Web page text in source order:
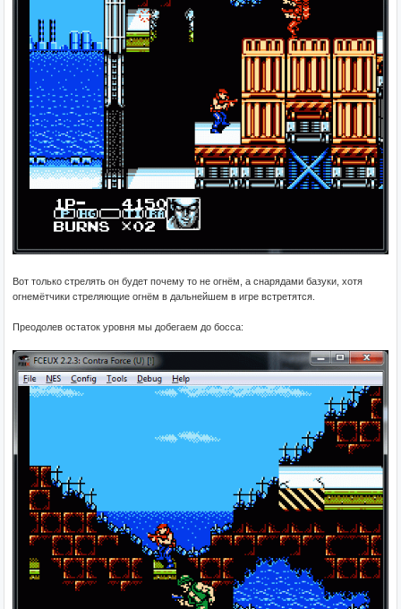
Вот только стрелять он будет почему то не огнём, а снарядами базуки, хотя
огнемётчики стреляющие огнём в дальнейшем в игре встретятся.
Преодолев остаток уровня мы добегаем до босса: